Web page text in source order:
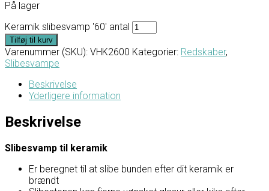
På lager
Keramik slibesvamp '60' antal
Tilføj til kurv
Varenummer (SKU): VHK2600 Kategorier: Redskaber,
Slibesvampe
Beskrivelse
Yderligere information
Beskrivelse
Slibesvamp til keramik
Er beregnet til at slibe bunden efter dit keramik er
brændt